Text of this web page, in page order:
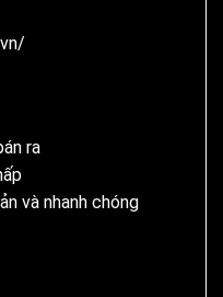
ra
và nhanh chóng